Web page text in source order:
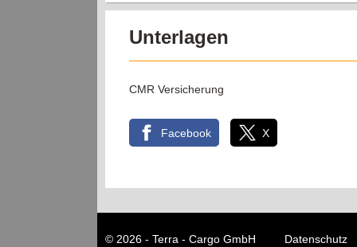
Unterlagen
CMR Versicherung
Facebook X
© 2026 - Terra - Cargo GmbH Datenschutz